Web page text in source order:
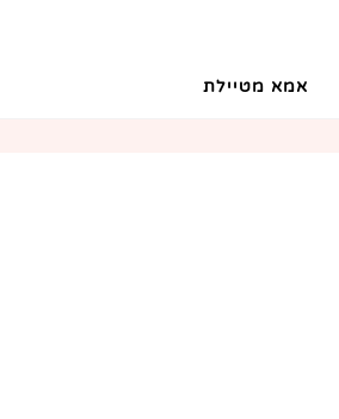
אמא מטיילת